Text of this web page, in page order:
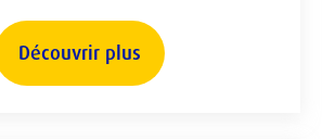
Découvrir plus